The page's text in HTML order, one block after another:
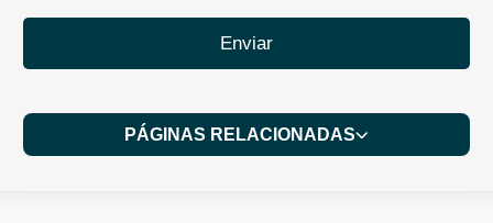
Enviar
PÁGINAS RELACIONADAS